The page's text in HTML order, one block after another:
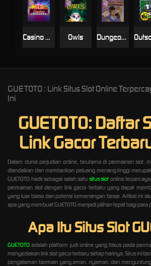
Casino Win Spin Dungeon Quest
Owls
GUETOTO : Link Situs Slot Online
Ini
GUETOTO: Daftar
Link Gacor
Dalam dunia perjudian online, terutama di permainan slot,
diandalkan dan memberikan peluang menang tinggi
GUETOTO hadir sebagai salah satu situs slot online
permainan slot dengan link gacor terbaru yang dapat
yang luar biasa dan potensi kemenangan besar. Artikel ini
apa yang membuat GUETOTO menjadi pilihan tepat bagi para
Apa Itu Situs Slot
GUETOTO adalah platform judi online yang fokus pada
menyediakan link slot gacor terbaru setiap harinya. Situs ini
pengalaman bermain yang aman, nyaman, dan